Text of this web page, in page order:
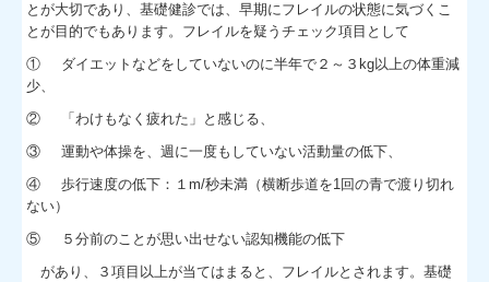
とが大切であり、基礎健診では、早期にフレイルの状態に気づくこ
とが目的でもあります。フレイルを疑うチェック項目として
①
ダイエットなどをしていないのに半年で２～３kg以上の体重減
少、
②
「わけもなく疲れた」と感じる、
③
運動や体操を、週に一度もしていない活動量の低下、
④
歩行速度の低下：１m/秒未満（横断歩道を1回の青で渡り切れ
ない）
⑤
５分前のことが思い出せない認知機能の低下
があり、３項目以上が当てはまると、フレイルとされます。基礎